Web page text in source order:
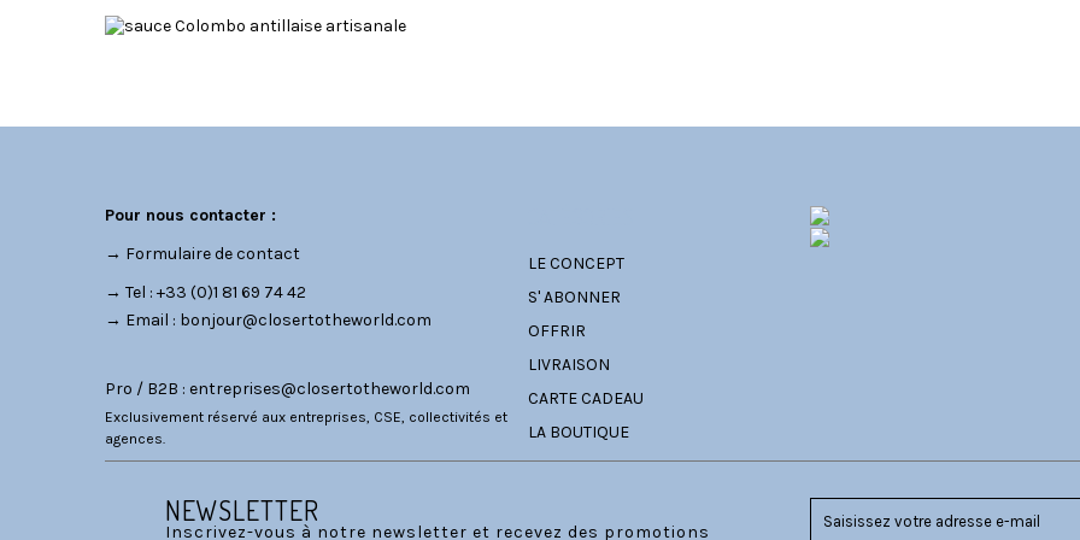
Pour nous contacter :
→ Formulaire de contact
→ Tel : +33 (0)1 81 69 74 42
→ Email : bonjour@closertotheworld.com
Pro / B2B : entreprises@closertotheworld.com
Exclusivement réservé aux entreprises, CSE, collectivités et
agences.
LE CONCEPT
S' ABONNER
OFFRIR
LIVRAISON
CARTE CADEAU
LA BOUTIQUE
NEWSLETTER
Inscrivez-vous à notre newsletter et recevez des promotions